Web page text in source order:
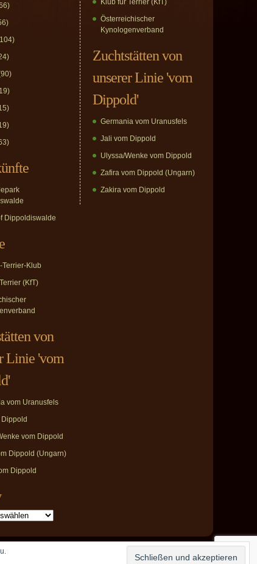
Dippoldiswalde
Terrier-Klub
(KfT)
von
Linie 'vom
vom Uranusfels
vom Dippold
Dippold (Ungarn)
Dippold
Klub für Terrier (KfT)
Österreichischer
Kynologenverband
Zuchtstätten von
unserer Linie 'vom
Dippold'
Germania vom Uranusfels
Jali vom Dippold
Ulyssa/Wenke vom Dippold
Zafira vom Dippold (Ungarn)
Zakira vom Dippold